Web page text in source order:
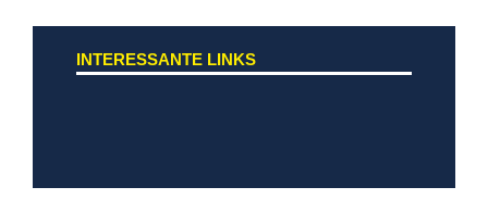
INTERESSANTE LINKS